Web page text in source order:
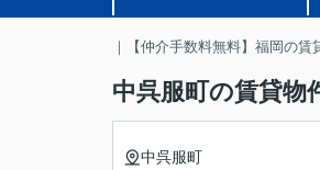
｜【仲介手数料無料】福岡の
中呉服町の賃貸物
中呉服町